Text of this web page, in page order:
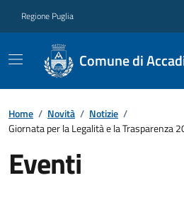
Regione Puglia
Comune di
Home / Novità / Notizie /
Giornata per la Legalità e la Trasparenza
Eventi